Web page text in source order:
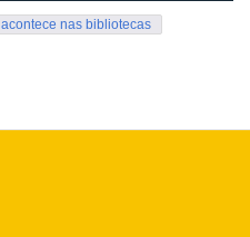
acontece nas bibliotecas